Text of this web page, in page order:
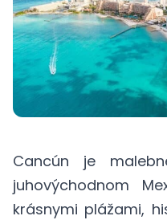
Cancún je
juhovýchodnom
krásnymi plážami,